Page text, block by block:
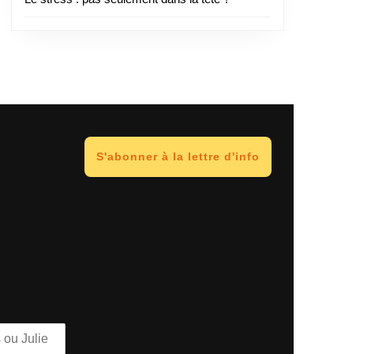
S'abonner à la lettre d'info